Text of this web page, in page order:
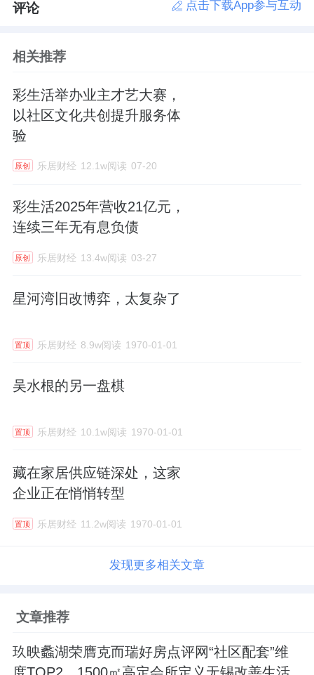
评论 点击下载App参与互动
相关推荐
彩生活举办业主才艺大赛，
以社区文化共创提升服务体
验
原创 乐居财经 12.1w阅读 07-20
彩生活2025年营收21亿元，
连续三年无有息负债
原创 乐居财经 13.4w阅读 03-27
星河湾旧改博弈，太复杂了
置顶 乐居财经 8.9w阅读 1970-01-01
吴水根的另一盘棋
置顶 乐居财经 10.1w阅读 1970-01-01
藏在家居供应链深处，这家
企业正在悄悄转型
置顶 乐居财经 11.2w阅读 1970-01-01
发现更多相关文章
文章推荐
玖映蠡湖荣膺克而瑞好房点评网“社区配套”维